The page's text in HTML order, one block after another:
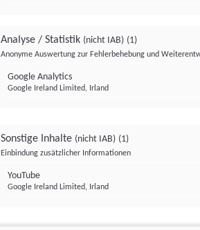
Analyse / Statistik (nicht IAB) (1)
Anonyme Auswertung zur Fehlerbehebung und
Google Analytics
Google Ireland Limited, Irland
Sonstige Inhalte (nicht IAB) (1)
Einbindung zusätzlicher Informationen
YouTube
Google Ireland Limited, Irland